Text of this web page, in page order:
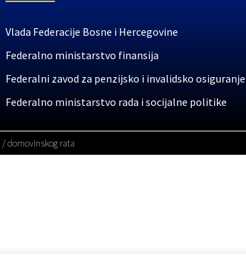
Vlada Federacije Bosne i Hercegovine
Federalno ministarstvo finansija
Federalni zavod za penzijsko i invalidsko osiguranje
Federalno ministarstvo rada i socijalne politike
domovinskog rata